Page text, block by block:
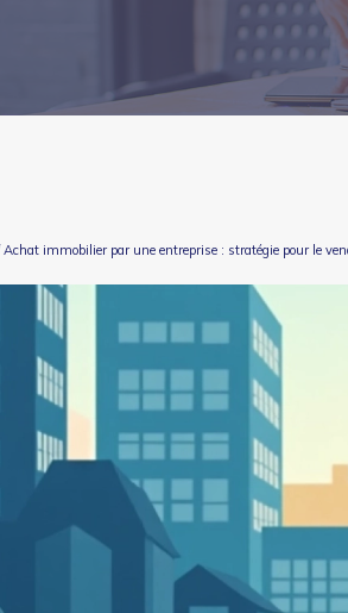
Achat immobilier par une entreprise : stratégie pour le